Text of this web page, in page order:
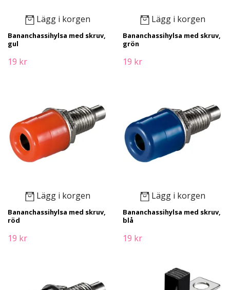
Lägg i korgen
Bananchassihylsa med skruv,
gul
19 kr
Lägg i korgen
Bananchassihylsa med skruv,
grön
19 kr
Lägg i korgen
Bananchassihylsa med skruv,
röd
19 kr
Lägg i korgen
Bananchassihylsa med skruv,
blå
19 kr